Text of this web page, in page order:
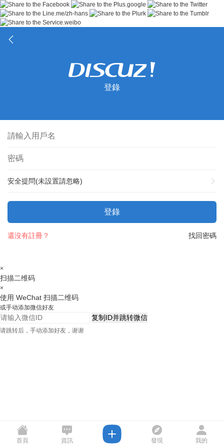
登錄
安全提問(未設置請忽略)
登錄
找回密碼
還沒有註冊？
×
扫描二维码
×
使用 WeChat 扫描二维码
或手动添加微信好友
复制ID并跳转微信
请跳转后，手动添加好友，谢谢
首頁 資訊 發現 我的